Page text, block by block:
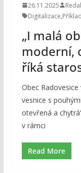
26.11.2025
Digitalizace,
„I malá
moderní,
říká
Obec
vesnice s
otevřená a
v rámci
Read More